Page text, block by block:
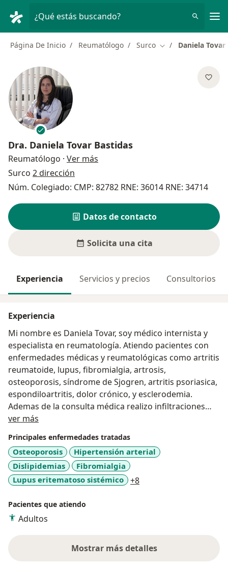
¿Qué estás buscando?
Página De Inicio Reumatólogo Surco Cambiar de ciudad
Daniela
Dra. Daniela Tovar Bastidas
Reumatólogo · Ver más
Surco 2 dirección
Núm. Colegiado: CMP: 82782 RNE: 36014 RNE: 34714
Datos de contacto
Solicita una cita
Experiencia Servicios y precios Consultorios
Experiencia
Mi nombre es Daniela Tovar, soy médico internista y
especialista en reumatología. Atiendo pacientes con
enfermedades médicas y reumatológicas como artritis
reumatoide, lupus, fibromialgia, artrosis,
osteoporosis, síndrome de Sjogren, artritis psoriasica,
espondiloartritis, dolor crónico, y esclerodemia.
Ademas de la consulta médica realizo infiltraciones
(solo en el caso que sean necesarias) y aplico terapia
resultados. Me gusta tener un enfoque integral del
paciente, no solo desde el punto de vista
farmacológico, sino nutricional, de actividad física y
psicológico, asi que busco mantener un equipo
necesitas una consulta ofrezco consulta presencial,
online y en algunos casos puntuales también a
ver más
Principales enfermedades tratadas
Osteoporosis
Hipertensión arterial
Dislipidemias
Fibromialgia
Lupus eritematoso sistémico
+8
Pacientes que atiendo
Adultos
Mostrar más detalles
sobre la experiencia